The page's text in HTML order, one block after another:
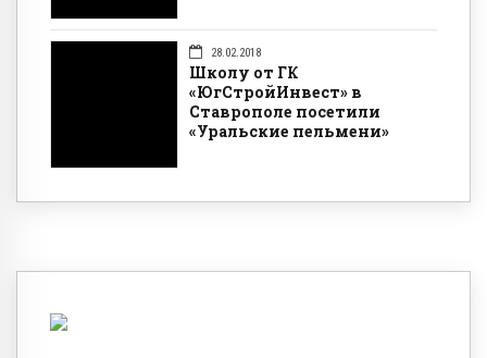
28.02.2018
Школу от ГК
«ЮгСтройИнвест» в
Ставрополе посетили
«Уральские пельмени»